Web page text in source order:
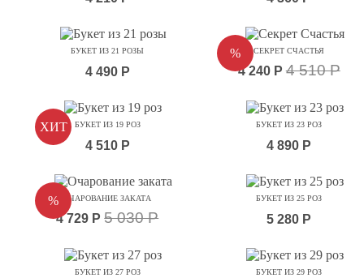
БУКЕТ ИЗ 21 РОЗЫ
4 490 Р
% СЕКРЕТ СЧАСТЬЯ
4 240 Р4 510 Р
ХИТ БУКЕТ ИЗ 19 РОЗ
4 510 Р
БУКЕТ ИЗ 23 РОЗ
4 890 Р
% ОЧАРОВАНИЕ ЗАКАТА
4 729 Р5 030 Р
БУКЕТ ИЗ 25 РОЗ
5 280 Р
БУКЕТ ИЗ 27 РОЗ БУКЕТ ИЗ 29 РОЗ